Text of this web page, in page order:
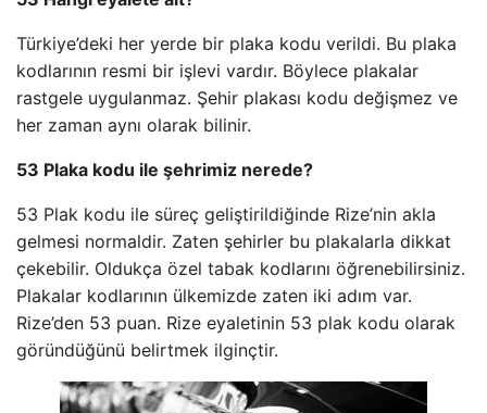
Türkiye’deki her yerde bir plaka kodu verildi. Bu plaka
kodlarının resmi bir işlevi vardır. Böylece plakalar
rastgele uygulanmaz. Şehir plakası kodu değişmez ve
her zaman aynı olarak bilinir.
53 Plaka kodu ile şehrimiz nerede?
53 Plak kodu ile süreç geliştirildiğinde Rize’nin akla
gelmesi normaldir. Zaten şehirler bu plakalarla dikkat
çekebilir. Oldukça özel tabak kodlarını öğrenebilirsiniz.
Plakalar kodlarının ülkemizde zaten iki adım var.
Rize’den 53 puan. Rize eyaletinin 53 plak kodu olarak
göründüğünü belirtmek ilginçtir.